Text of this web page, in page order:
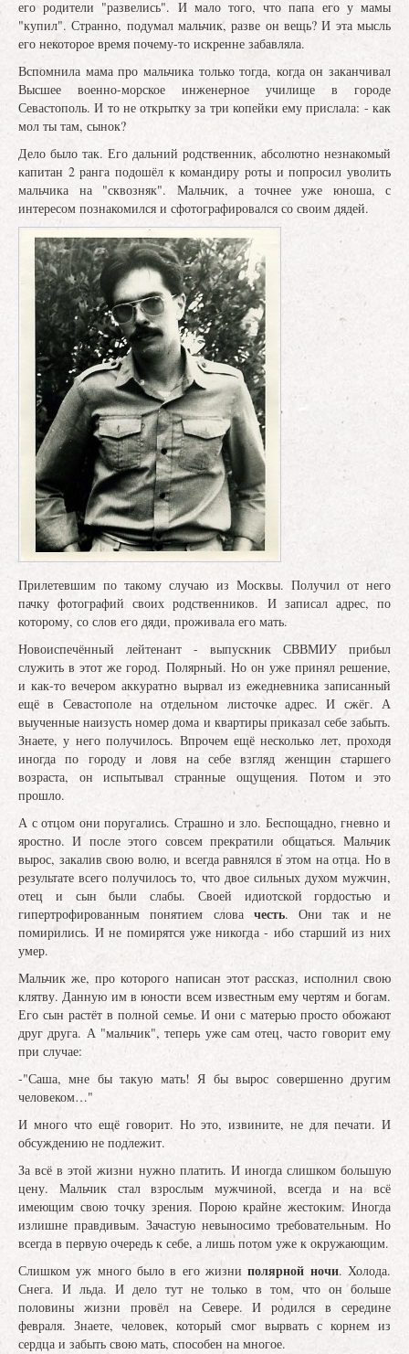
его родители "развелись". И мало того, что папа его у мамы
"купил". Странно, подумал мальчик, разве он вещь? И эта мысль
его некоторое время почему-то искренне забавляла.
Вспомнила мама про мальчика только тогда, когда он заканчивал
Высшее военно-морское инженерное училище в городе
Севастополь. И то не открытку за три копейки ему прислала: - как
мол ты там, сынок?
Дело было так. Его дальний родственник, абсолютно незнакомый
капитан 2 ранга подошёл к командиру роты и попросил уволить
мальчика на "сквозняк". Мальчик, а точнее уже юноша, с
интересом познакомился и сфотографировался со своим дядей.
Прилетевшим по такому случаю из Москвы. Получил от него
пачку фотографий своих родственников. И записал адрес, по
которому, со слов его дяди, проживала его мать.
Новоиспечённый лейтенант - выпускник СВВМИУ прибыл
служить в этот же город. Полярный. Но он уже принял решение,
и как-то вечером аккуратно вырвал из ежедневника записанный
ещё в Севастополе на отдельном листочке адрес. И сжёг. А
выученные наизусть номер дома и квартиры приказал себе забыть.
Знаете, у него получилось. Впрочем ещё несколько лет, проходя
иногда по городу и ловя на себе взгляд женщин старшего
возраста, он испытывал странные ощущения. Потом и это
прошло.
А с отцом они поругались. Страшно и зло. Беспощадно, гневно и
яростно. И после этого совсем прекратили общаться. Мальчик
вырос, закалив свою волю, и всегда равнялся в этом на отца. Но в
результате всего получилось то, что двое сильных духом мужчин,
отец и сын были слабы. Своей идиотской гордостью и
гипертрофированным понятием слова честь. Они так и не
помирились. И не помирятся уже никогда - ибо старший из них
умер.
Мальчик же, про которого написан этот рассказ, исполнил свою
клятву. Данную им в юности всем известным ему чертям и богам.
Его сын растёт в полной семье. И они с матерью просто обожают
друг друга. А "мальчик", теперь уже сам отец, часто говорит ему
при случае:
-"Саша, мне бы такую мать! Я бы вырос совершенно другим
человеком…"
И много что ещё говорит. Но это, извините, не для печати. И
обсуждению не подлежит.
За всё в этой жизни нужно платить. И иногда слишком большую
цену. Мальчик стал взрослым мужчиной, всегда и на всё
имеющим свою точку зрения. Порою крайне жестоким. Иногда
излишне правдивым. Зачастую невыносимо требовательным. Но
всегда в первую очередь к себе, а лишь потом уже к окружающим.
Слишком уж много было в его жизниполярной ночи. Холода.
Снега. И льда. И дело тут не только в том, что он больше
половины жизни провёл на Севере. И родился в середине
февраля. Знаете, человек, который смог вырвать с корнем из
сердца и забыть свою мать, способен на многое.